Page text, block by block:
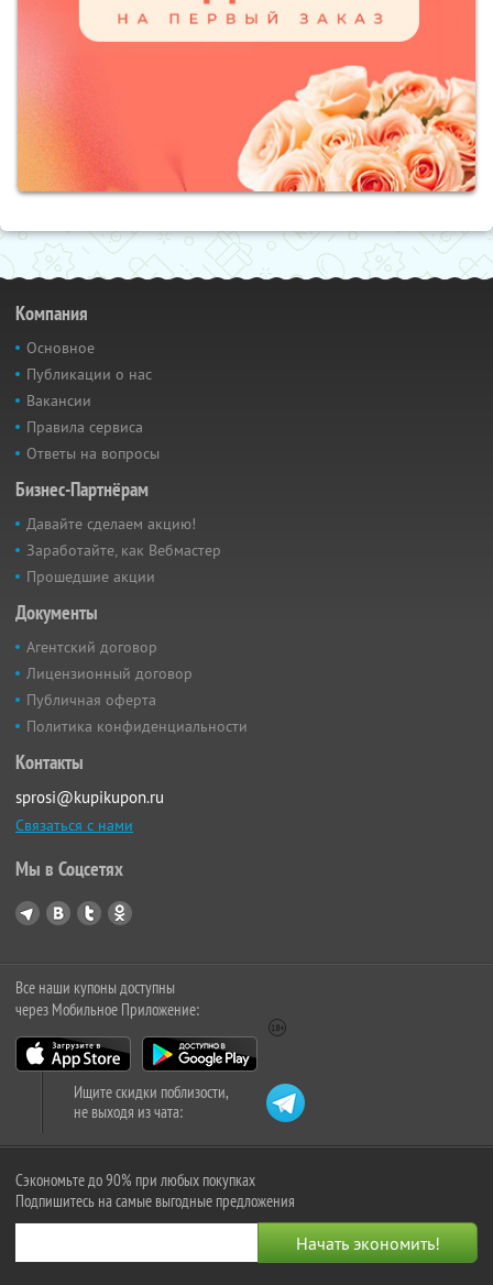
Компания
Основное
Публикации о нас
Вакансии
Правила сервиса
Ответы на вопросы
Бизнес-Партнёрам
Давайте сделаем акцию!
Заработайте, как Вебмастер
Прошедшие акции
Документы
Агентский договор
Лицензионный договор
Публичная оферта
Политика конфиденциальности
Контакты
sprosi@kupikupon.ru
Связаться с нами
Мы в Соцсетях
Все наши купоны доступны
через Мобильное Приложение:
Ищите скидки поблизости,
не выходя из чата:
Сэкономьте до 90% при любых покупках
Подпишитесь на самые выгодные предложения